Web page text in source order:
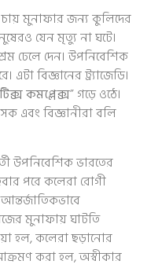
মুনাফার জন্য কুলিদের
যেন মৃত্যু না ঘটে।
ঢেলে দেন। উপনিবেশিক
বিজ্ঞানের ট্র্যাজেডি।
কমপ্লেক্স” গড়ে ওঠে।
এবং বিজ্ঞানীরা বলি
উপনিবেশিক ভারতের
পরে কলেরা রোগী
মুনাফায় ঘাটতি
হল, কলেরা ছড়ানোর
আক্রমণ করা হল, অস্বীকার